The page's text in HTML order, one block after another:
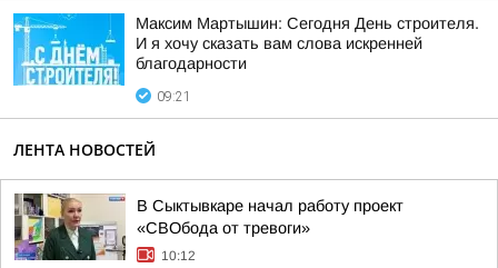
Максим Мартышин: Сегодня День строителя.
И я хочу сказать вам слова искренней
благодарности
09:21
ЛЕНТА НОВОСТЕЙ
В Сыктывкаре начал работу проект
«СВОбода от тревоги»
10:12